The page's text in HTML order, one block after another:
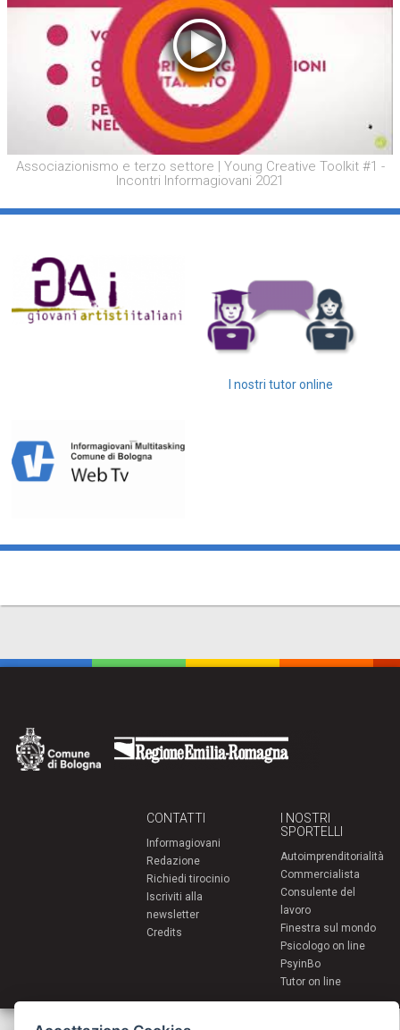
Associazionismo e terzo settore | Young Creative Toolkit #1 -
Incontri Informagiovani 2021
I nostri tutor online
CONTATTI
Informagiovani
Redazione
Richiedi tirocinio
Iscriviti alla
newsletter
Credits
I NOSTRI
SPORTELLI
Autoimprenditorialità
Commercialista
Consulente del
lavoro
Finestra sul mondo
Psicologo on line
PsyinBo
Tutor on line
Servizi per i giovani - Scambi e soggiorni all'estero